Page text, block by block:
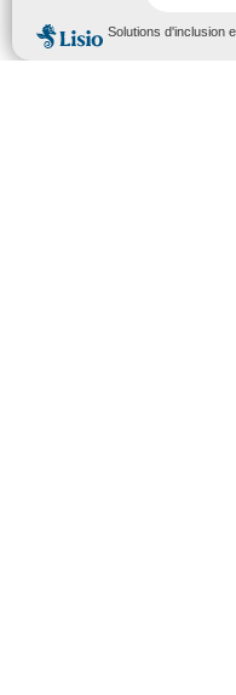
Jeux 2024 » ainsi
locales du territoire.